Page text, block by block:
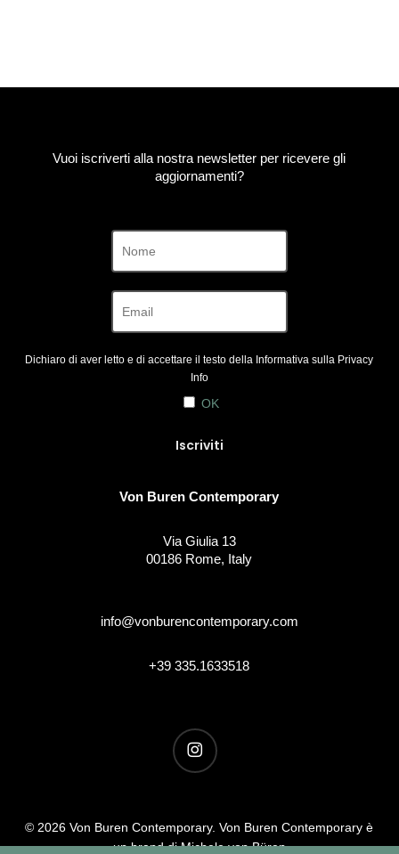
Vuoi iscriverti alla nostra newsletter per ricevere gli
aggiornamenti?
Dichiaro di aver letto e di accettare il testo della Informativa sulla Privacy
Info
OK
Von Buren Contemporary
Via Giulia 13
00186 Rome, Italy
info@vonburencontemporary.com
+39 335.1633518
instagram
© 2026 Von Buren Contemporary. Von Buren Contemporary è
un brand di Michele von Büren